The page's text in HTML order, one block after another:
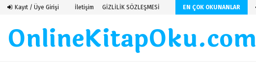
Kayıt / Üye Girişi İletişim GİZLİLİK SÖZLEŞMESİ EN ÇOK OKUNANLAR
Saint Exupery
OnlineKitapOku.com